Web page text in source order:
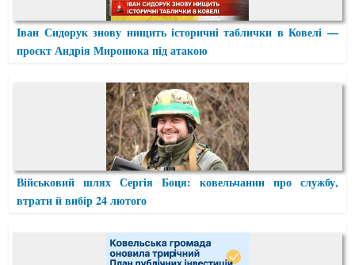
Іван Сидорук знову нищить історичні таблички в Ковелі —
проєкт Андрія Миронюка під атакою
Військовий шлях Сергія Боця: ковельчанин про службу,
втрати й вибір 24 лютого